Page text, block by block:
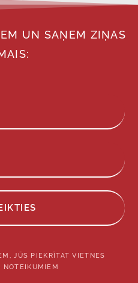
UN SAŅEM ZIŅAS
JŪS PIEKRĪTAT VIETNES
NOTEIKUMIEM